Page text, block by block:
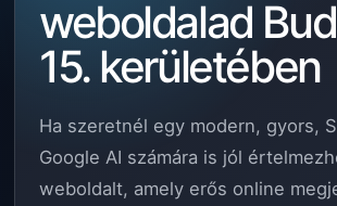
weboldalad
15. kerületében
Ha szeretnél egy modern, gyors,
Google AI számára is jól
weboldalt, amely erős online